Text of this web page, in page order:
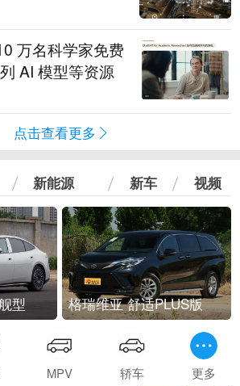
万名科学家免费
AI 模型等资源
点击查看更多
新能源 新车 视频
型 格瑞维亚 舒适PLUS版
MPV 轿车 更多